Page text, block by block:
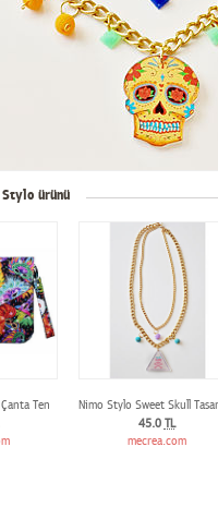
ürünü
Ten
Nimo Stylo Sweet Skull
45.0 TL
mecrea.com